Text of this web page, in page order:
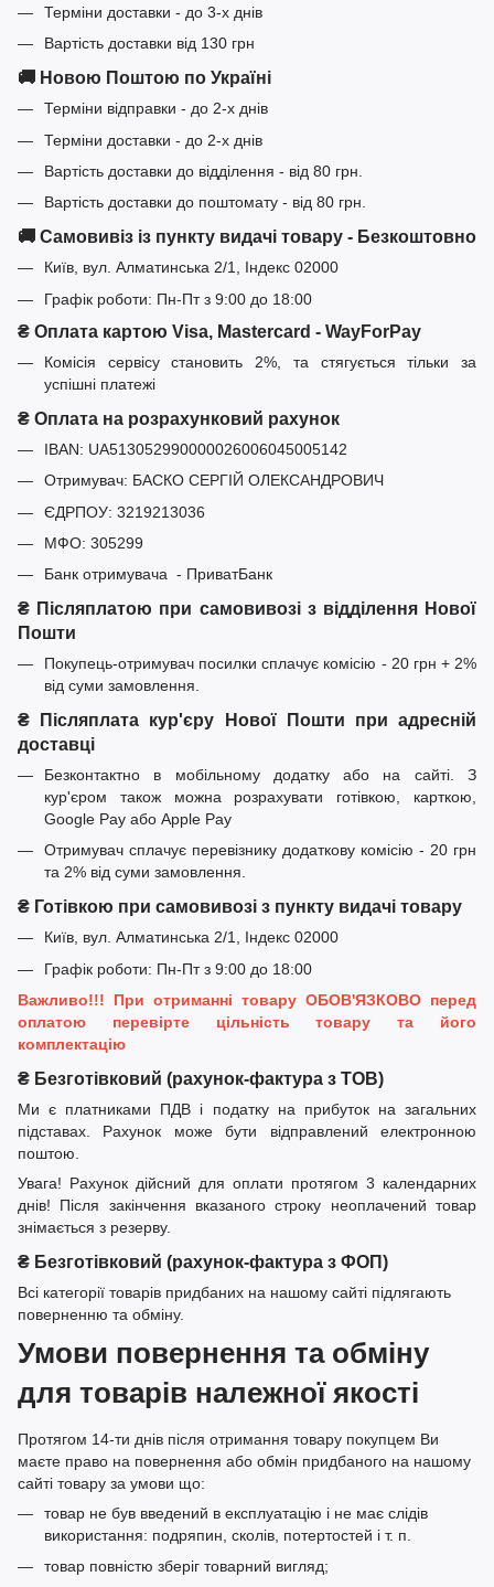
Терміни доставки - до 3-х днів
Вартість доставки від 130 грн
🚚 Новою Поштою по Україні
Терміни відправки - до 2-х днів
Терміни доставки - до 2-х днів
Вартість доставки до відділення - від 80 грн.
Вартість доставки до поштомату - від 80 грн.
🚚 Самовивіз із пункту видачі товару - Безкоштовно
Київ, вул. Алматинська 2/1, Індекс 02000
Графік роботи: Пн-Пт з 9:00 до 18:00
₴ Оплата картою Visa, Mastercard - WayForPay
Комісія сервісу становить 2%, та стягується тільки за
успішні платежі
₴ Оплата на розрахунковий рахунок
IBAN: UA513052990000026006045005142
Отримувач: БАСКО СЕРГІЙ ОЛЕКСАНДРОВИЧ
ЄДРПОУ: 3219213036
МФО: 305299
Банк отримувача - ПриватБанк
₴ Післяплатою при самовивозі з відділення Нової
Пошти
Покупець-отримувач посилки сплачує комісію - 20 грн + 2%
від суми замовлення.
₴ Післяплата кур'єру Нової Пошти при адресній
доставці
Безконтактно в мобільному додатку або на сайті. З
кур'єром також можна розрахувати готівкою, карткою,
Google Pay або Apple Pay
Отримувач сплачує перевізнику додаткову комісію - 20 грн
та 2% від суми замовлення.
₴ Готівкою при самовивозі з пункту видачі товару
Київ, вул. Алматинська 2/1, Індекс 02000
Графік роботи: Пн-Пт з 9:00 до 18:00
Важливо!!! При отриманні товару ОБОВ'ЯЗКОВО перед
оплатою перевірте цільність товару та його
комплектацію
₴ Безготівковий (рахунок-фактура з ТОВ)
Ми є платниками ПДВ і податку на прибуток на загальних
підставах. Рахунок може бути відправлений електронною
поштою.
Увага! Рахунок дійсний для оплати протягом 3 календарних
днів! Після закінчення вказаного строку неоплачений товар
знімається з резерву.
₴ Безготівковий (рахунок-фактура з ФОП)
Всі категорії товарів придбаних на нашому сайті підлягають
поверненню та обміну.
Умови повернення та обміну
для товарів належної якості
Протягом 14-ти днів після отримання товару покупцем Ви
маєте право на повернення або обмін придбаного на нашому
сайті товару за умови що:
товар не був введений в експлуатацію і не має слідів
використання: подряпин, сколів, потертостей і т. п.
товар повністю зберіг товарний вигляд;